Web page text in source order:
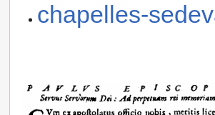
chapelles-